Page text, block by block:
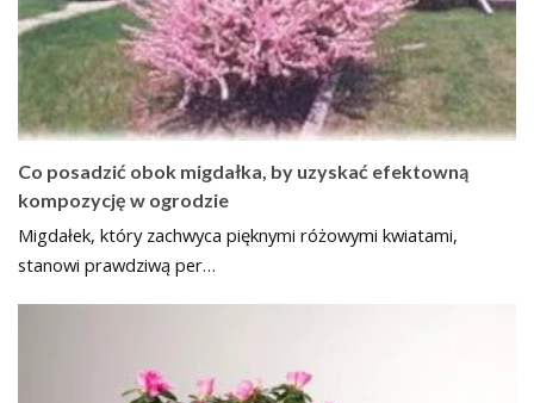
Co posadzić obok migdałka, by uzyskać efektowną
kompozycję w ogrodzie
Migdałek, który zachwyca pięknymi różowymi kwiatami,
stanowi prawdziwą per…